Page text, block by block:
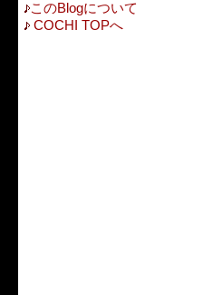
このBlogについて
COCHI TOPへ